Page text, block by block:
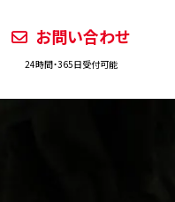
お問い合わせ
24時間・365日受付可能